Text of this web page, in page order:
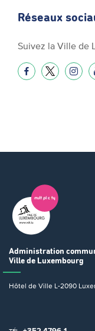
Réseaux
Suivez la Ville de
Administration
Ville de Luxembourg
Hôtel de Ville L-2090